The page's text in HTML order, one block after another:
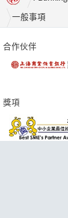
一般事項
合作伙伴
獎項